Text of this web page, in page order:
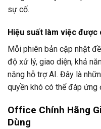
sự cố.
Hiệu suất làm việc
Mỗi phiên bản cập nhật
độ xử lý, giao diện, khả
năng hỗ trợ AI. Đây là
quyền khó có thể đáp ứng
Office Chính Hãng
Dùng